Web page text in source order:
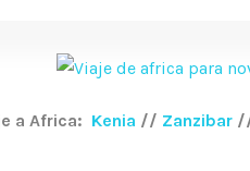
a Africa: Kenia // Zanzibar